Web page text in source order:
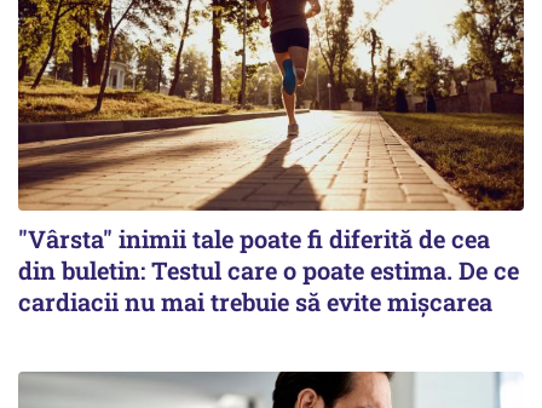
"Vârsta" inimii tale poate fi diferită de cea
din buletin: Testul care o poate estima. De ce
cardiacii nu mai trebuie să evite mișcarea